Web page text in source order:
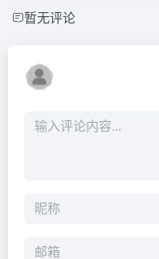
暂无评论